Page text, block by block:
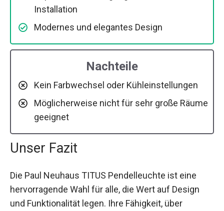
Installation
Modernes und elegantes Design
Nachteile
Kein Farbwechsel oder Kühleinstellungen
Möglicherweise nicht für sehr große Räume
geeignet
Unser Fazit
Die Paul Neuhaus TITUS Pendelleuchte ist eine
hervorragende Wahl für alle, die Wert auf Design
und Funktionalität legen. Ihre Fähigkeit, über